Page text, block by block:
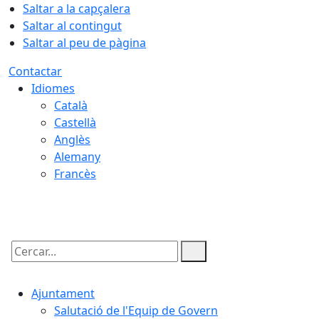
Saltar a la capçalera
Saltar al contingut
Saltar al peu de pàgina
Contactar
Idiomes
Català
Castellà
Anglès
Alemany
Francès
Cercar:
Ajuntament
Salutació de l'Equip de Govern